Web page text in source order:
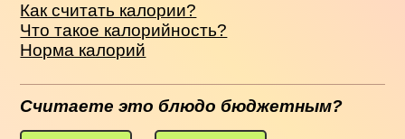
Как считать калории?
Что такое калорийность?
Норма калорий
Считаете это блюдо бюджетным?